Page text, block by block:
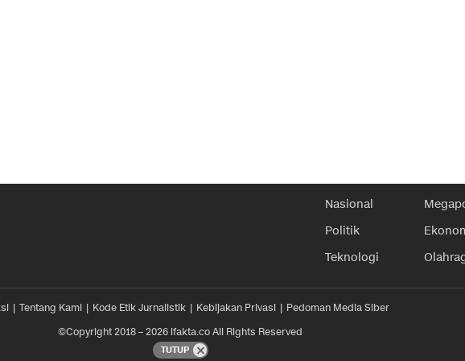
Nasional
Politik
Teknologi
Tentang Kami Kode Etik Jurnalistik Kebijakan Privasi
Pedoman Media Siber
©Copyright 2018 – 2026 ifakta.co All Rights Reserved
TUTUP